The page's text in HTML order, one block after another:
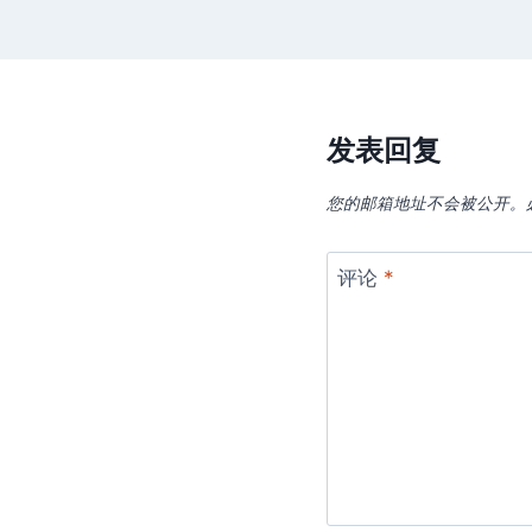
发表回复
您的邮箱地址不会被公开。
评论 *